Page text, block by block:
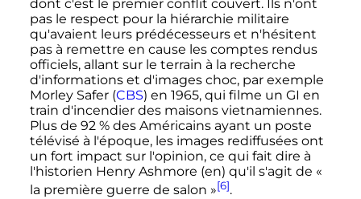
dont c'est le premier conflit couvert. Ils n'ont
pas le respect pour la hiérarchie militaire
qu'avaient leurs prédécesseurs et n'hésitent
pas à remettre en cause les comptes rendus
officiels, allant sur le terrain à la recherche
d'informations et d'images choc, par exemple
Morley Safer (CBS) en 1965, qui filme un GI en
train d'incendier des maisons vietnamiennes.
Plus de 92 % des Américains ayant un poste
télévisé à l'époque, les images rediffusées ont
un fort impact sur l'opinion, ce qui fait dire à
l'historien Henry Ashmore (en) qu'il s'agit de «
la première guerre de salon »[6].